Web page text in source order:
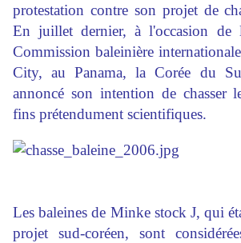
protestation contre son projet de
En juillet dernier, à l'occasion de
Commission baleinière
City, au Panama, la Corée du
annoncé son intention de chasser
fins prétendument scientifiques.
Les baleines de Minke stock J, qui
projet sud-coréen, sont